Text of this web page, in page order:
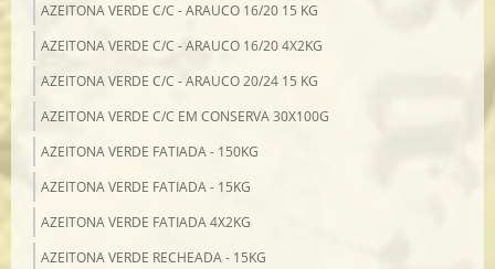
AZEITONA VERDE C/C - ARAUCO 16/20 15 KG
AZEITONA VERDE C/C - ARAUCO 16/20 4X2KG
AZEITONA VERDE C/C - ARAUCO 20/24 15 KG
AZEITONA VERDE C/C EM CONSERVA 30X100G
AZEITONA VERDE FATIADA - 150KG
AZEITONA VERDE FATIADA - 15KG
AZEITONA VERDE FATIADA 4X2KG
AZEITONA VERDE RECHEADA - 15KG